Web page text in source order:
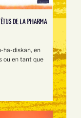
DE LA PHARMA
ha-diskan, en
ou en tant que